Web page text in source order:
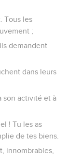
Tous les
;
demandent
dans leurs
son activité et à
! Tu les as
de tes biens.
innombrables,